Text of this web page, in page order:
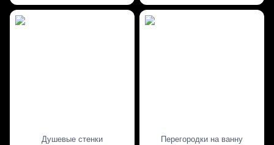
Душевые стенки Перегородки на ванну